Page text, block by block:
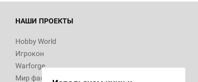
НАШИ ПРОЕКТЫ
Hobby World
Игрокон
Warforge
Мир фантастики